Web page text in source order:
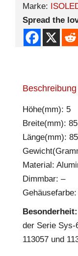
Marke:
Spread the
Beschreibung
Höhe(mm): 5
Breite(mm): 85
Länge(mm): 85
Material:
Dimmbar: –
Besonderheit:
der Serie Sys-
113057 und